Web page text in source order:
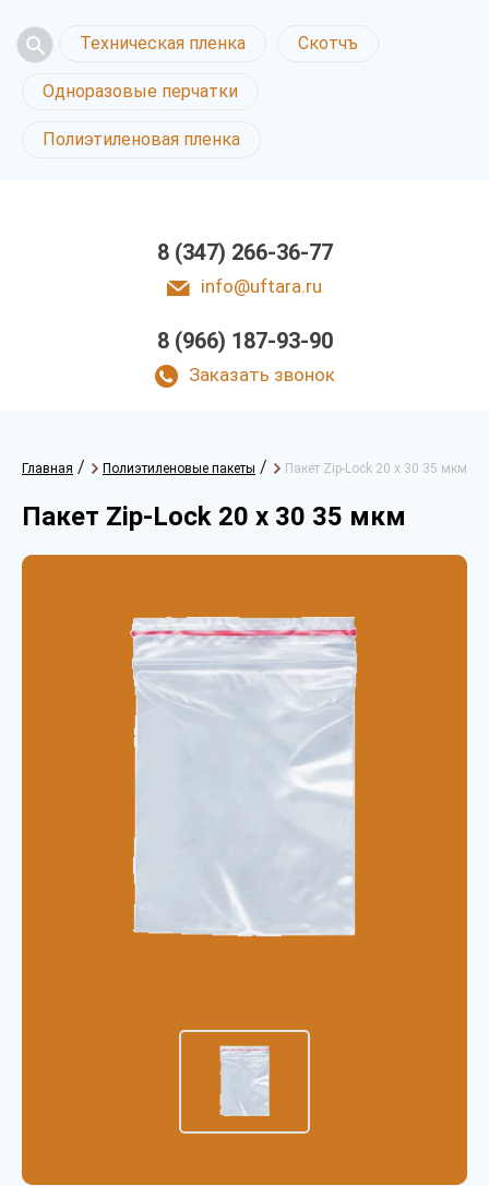
Техническая пленка Скотчъ
Одноразовые перчатки
Полиэтиленовая пленка
8 (347) 266-36-77
info@uftara.ru
8 (966) 187-93-90
Заказать звонок
Главная / Полиэтиленовые пакеты / Пакет Zip-Lock 20 х 30 35 мкм
Пакет Zip-Lock 20 х 30 35 мкм